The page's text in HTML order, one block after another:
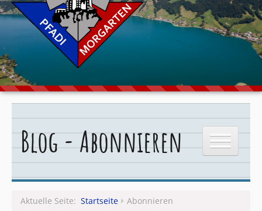
Über uns
Stufen
Downloads
Blog - Abonnieren
Aktuelle Seite: Startseite Abonnieren